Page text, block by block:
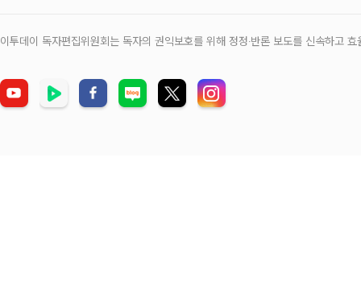
이투데이 독자편집위원회는 독자의 권익보호를 위해 정정‧반론 보도를 신속하고